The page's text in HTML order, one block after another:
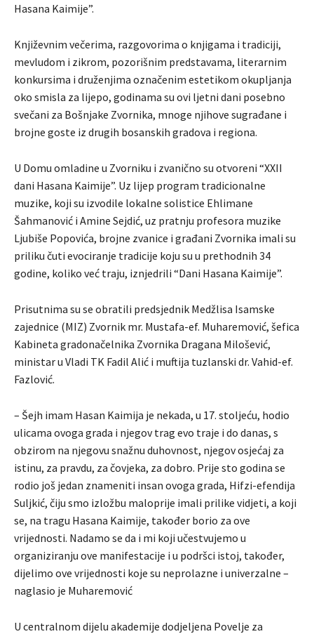
Hasana Kaimije”.
Književnim večerima, razgovorima o knjigama i tradiciji,
mevludom i zikrom, pozorišnim predstavama, literarnim
konkursima i druženjima označenim estetikom okupljanja
oko smisla za lijepo, godinama su ovi ljetni dani posebno
svečani za Bošnjake Zvornika, mnoge njihove sugrađane i
brojne goste iz drugih bosanskih gradova i regiona.
U Domu omladine u Zvorniku i zvanično su otvoreni “XXII
dani Hasana Kaimije”. Uz lijep program tradicionalne
muzike, koji su izvodile lokalne solistice Ehlimane
Šahmanović i Amine Sejdić, uz pratnju profesora muzike
Ljubiše Popovića, brojne zvanice i građani Zvornika imali su
priliku čuti evociranje tradicije koju su u prethodnih 34
godine, koliko već traju, iznjedrili “Dani Hasana Kaimije”.
Prisutnima su se obratili predsjednik Medžlisa Isamske
zajednice (MIZ) Zvornik mr. Mustafa-ef. Muharemović, šefica
Kabineta gradonačelnika Zvornika Dragana Milošević,
ministar u Vladi TK Fadil Alić i muftija tuzlanski dr. Vahid-ef.
Fazlović.
– Šejh imam Hasan Kaimija je nekada, u 17. stoljeću, hodio
ulicama ovoga grada i njegov trag evo traje i do danas, s
obzirom na njegovu snažnu duhovnost, njegov osjećaj za
istinu, za pravdu, za čovjeka, za dobro. Prije sto godina se
rodio još jedan znameniti insan ovoga grada, Hifzi-efendija
Suljkić, čiju smo izložbu maloprije imali prilike vidjeti, a koji
se, na tragu Hasana Kaimije, također borio za ove
vrijednosti. Nadamo se da i mi koji učestvujemo u
organiziranju ove manifestacije i u podršci istoj, također,
dijelimo ove vrijednosti koje su neprolazne i univerzalne –
naglasio je Muharemović
U centralnom dijelu akademije dodjeljena Povelje za